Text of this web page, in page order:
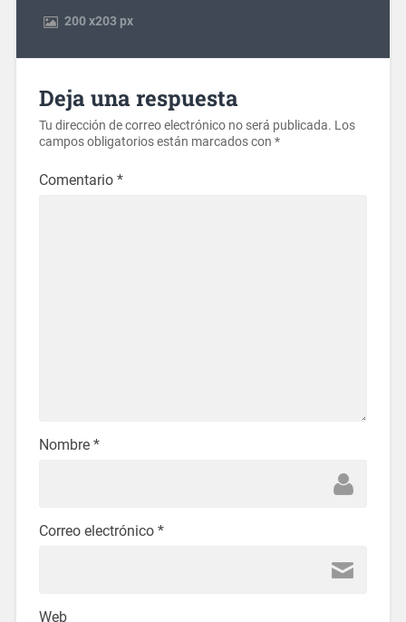
200x203 px
Deja una respuesta
Tu dirección de correo electrónico no será publicada. Los
campos obligatorios están marcados con *
Comentario *
Nombre *
Correo electrónico *
Web